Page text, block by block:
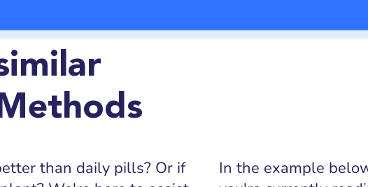
than daily pills? Or if
In the example